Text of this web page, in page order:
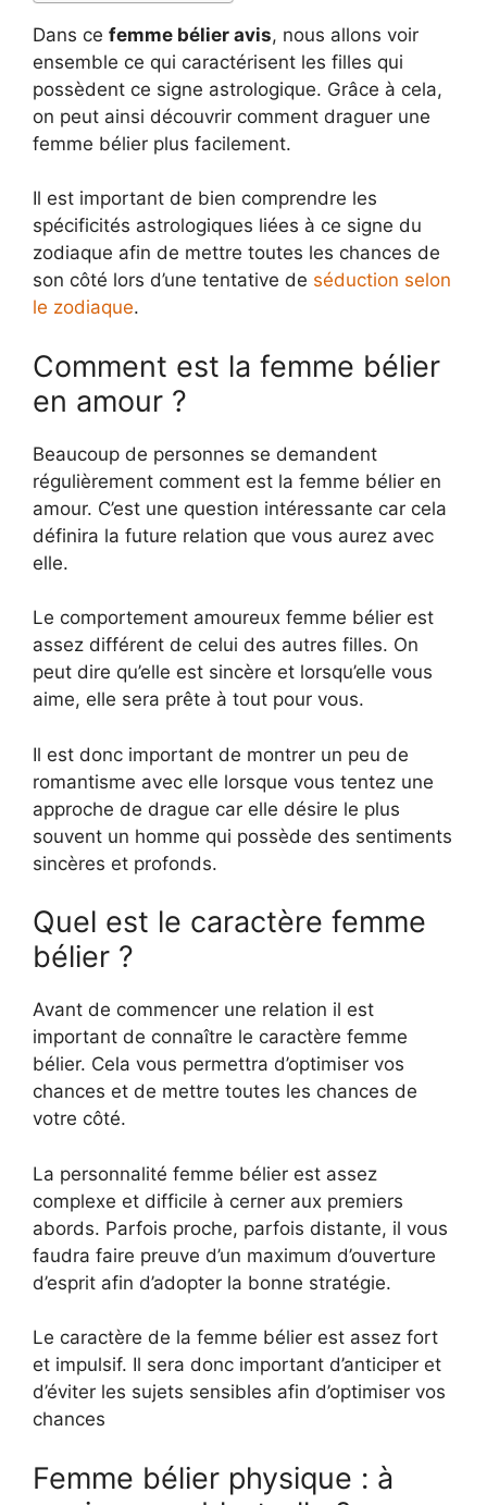
Dans ce femme bélier avis, nous allons voir
ensemble ce qui caractérisent les filles qui
possèdent ce signe astrologique. Grâce à cela,
on peut ainsi découvrir comment draguer une
femme bélier plus facilement.
Il est important de bien comprendre les
spécificités astrologiques liées à ce signe du
zodiaque afin de mettre toutes les chances de
son côté lors d’une tentative de séduction selon
le zodiaque.
Comment est la femme bélier
en amour ?
Beaucoup de personnes se demandent
régulièrement comment est la femme bélier en
amour. C’est une question intéressante car cela
définira la future relation que vous aurez avec
elle.
Le comportement amoureux femme bélier est
assez différent de celui des autres filles. On
peut dire qu’elle est sincère et lorsqu’elle vous
aime, elle sera prête à tout pour vous.
Il est donc important de montrer un peu de
romantisme avec elle lorsque vous tentez une
approche de drague car elle désire le plus
souvent un homme qui possède des sentiments
sincères et profonds.
Quel est le caractère femme
bélier ?
Avant de commencer une relation il est
important de connaître le caractère femme
bélier. Cela vous permettra d’optimiser vos
chances et de mettre toutes les chances de
votre côté.
La personnalité femme bélier est assez
complexe et difficile à cerner aux premiers
abords. Parfois proche, parfois distante, il vous
faudra faire preuve d’un maximum d’ouverture
d’esprit afin d’adopter la bonne stratégie.
Le caractère de la femme bélier est assez fort
et impulsif. Il sera donc important d’anticiper et
d’éviter les sujets sensibles afin d’optimiser vos
chances
Femme bélier physique : à